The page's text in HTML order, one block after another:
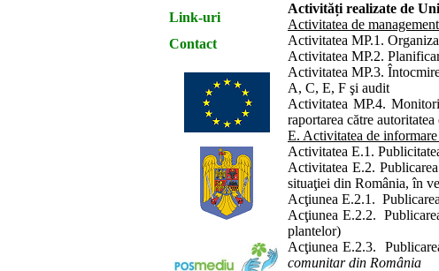
Link-uri
Contact
Activități realizate de
Activitatea de
Activitatea MP.1.
Activitatea MP.2.
Activitatea MP.3.
A, C, E, F şi audit
Activitatea MP.4.
raportarea către autoritatea
E. Activitatea de
Activitatea E.1.
Activitatea E.2.
situaţiei din România, în
Acţiunea E.2.1.
Acţiunea E.2.2.
plantelor)
Acţiunea E.2.3.
comunitar din România